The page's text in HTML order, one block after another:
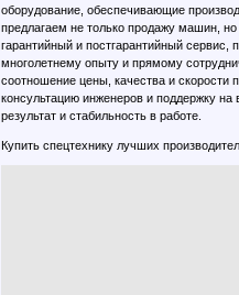
оборудование, обеспечивающие
предлагаем не только продажу машин,
гарантийный и постгарантийный сервис,
многолетнему опыту и прямому
соотношение цены, качества и скорости
консультацию инженеров и поддержку
результат и стабильность в работе.
Купить спецтехнику лучших